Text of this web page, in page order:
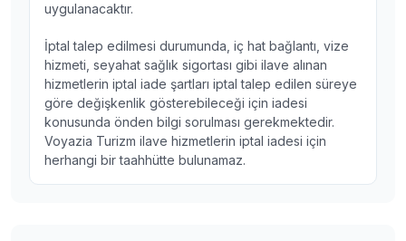
uygulanacaktır.
İptal talep edilmesi durumunda, iç hat bağlantı, vize
hizmeti, seyahat sağlık sigortası gibi ilave alınan
hizmetlerin iptal iade şartları iptal talep edilen süreye
göre değişkenlik gösterebileceği için iadesi
konusunda önden bilgi sorulması gerekmektedir.
Voyazia Turizm ilave hizmetlerin iptal iadesi için
herhangi bir taahhütte bulunamaz.